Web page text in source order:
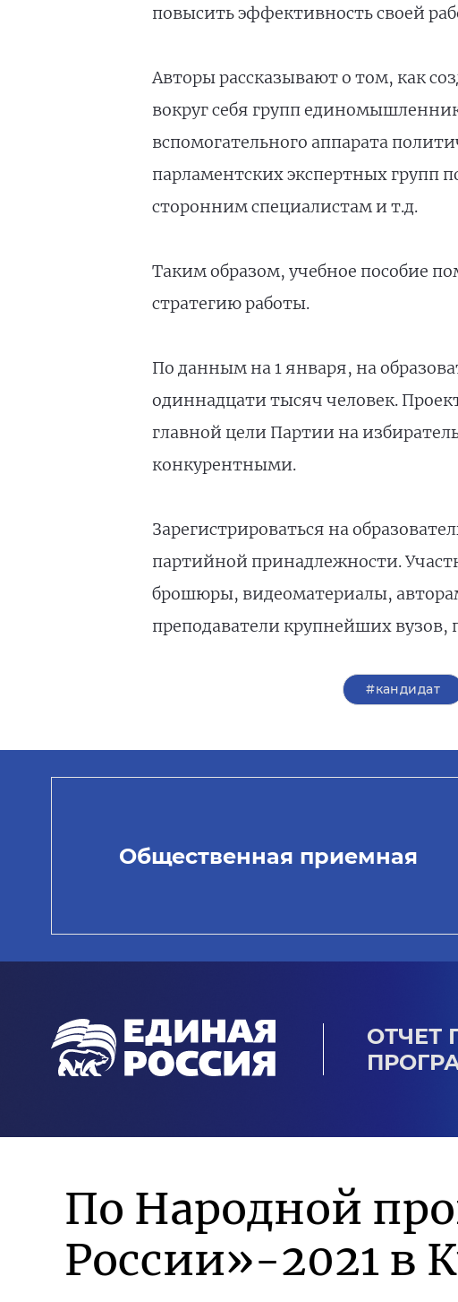
повысить эффективность своей
Авторы рассказывают о том, как
вокруг себя групп
вспомогательного аппарата
парламентских экспертных групп
сторонним специалистам и т.д.
Таким образом, учебное пособие
стратегию работы.
По данным на 1 января, на
одиннадцати тысяч человек.
главной цели Партии на
конкурентными.
Зарегистрироваться на
партийной принадлежности.
брошюры, видеоматериалы,
преподаватели крупнейших
#кандидат
Общественная приемная
ОТЧЕТ
По Народной
России»-2021 в